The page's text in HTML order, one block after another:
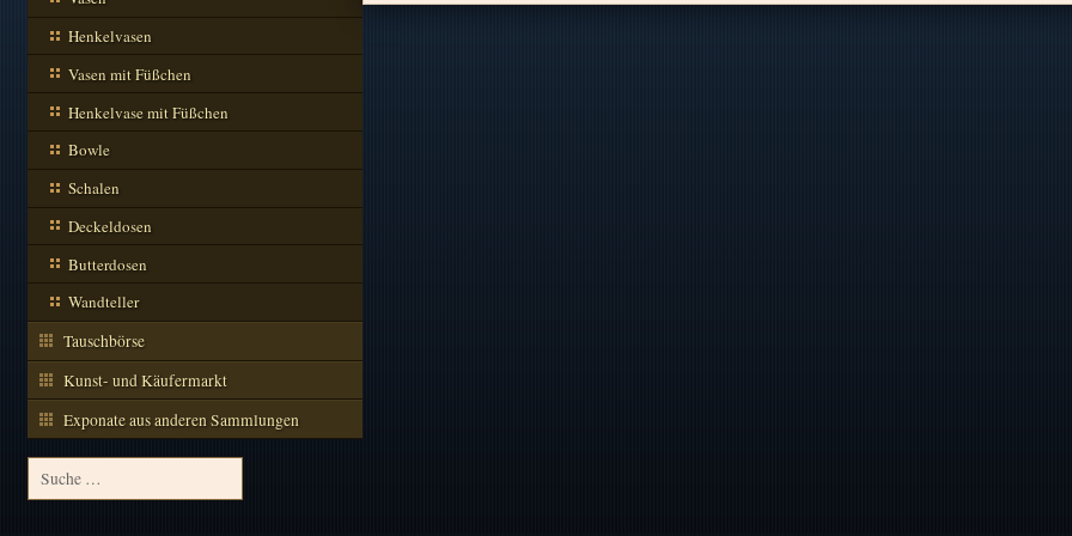
Henkelvasen
Vasen mit Füßchen
Henkelvase mit Füßchen
Bowle
Schalen
Deckeldosen
Butterdosen
Wandteller
Tauschbörse
Kunst- und Käufermarkt
Exponate aus anderen Sammlungen